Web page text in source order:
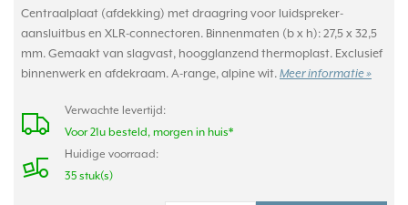
Centraalplaat (afdekking) met draagring voor luidspreker-
aansluitbus en XLR-connectoren. Binnenmaten (b x h): 27,5 x 32,5
mm. Gemaakt van slagvast, hoogglanzend thermoplast. Exclusief
binnenwerk en afdekraam. A-range, alpine wit. Meer informatie »
Verwachte levertijd:
Voor 21u besteld, morgen in huis*
Huidige voorraad:
35 stuk(s)